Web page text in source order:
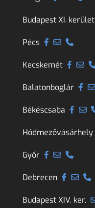
Budapest XI. kerület
Pécs
Kecskemét
Balatonboglár
Békéscsaba
Hódmezővásárhely
Győr
Debrecen
Budapest XIV. ker.